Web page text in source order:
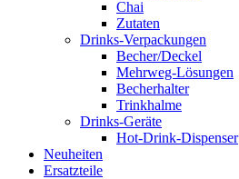
Chai
Zutaten
Drinks-Verpackungen
Becher/Deckel
Mehrweg-Lösungen
Becherhalter
Trinkhalme
Drinks-Geräte
Hot-Drink-Dispenser
Neuheiten
Ersatzteile